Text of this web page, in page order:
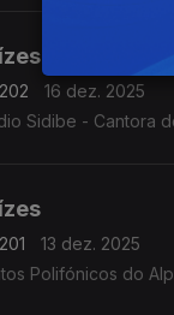
16 dez. 2025
Sidibe - Cantora
13 dez. 2025
Polifónicos do